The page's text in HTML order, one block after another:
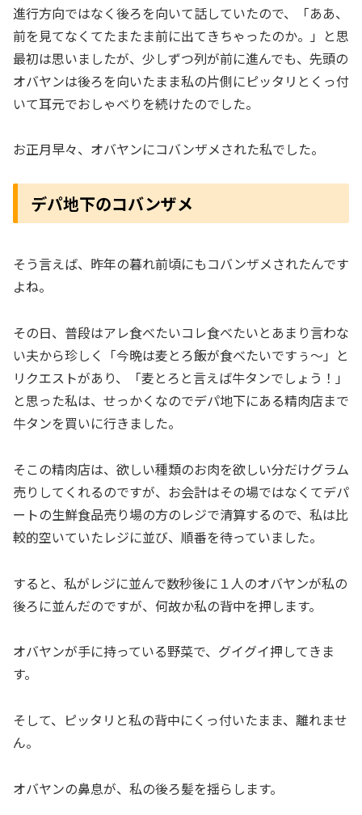
進行方向ではなく後ろを向いて話していたので、「ああ、
前を見てなくてたまたま前に出てきちゃったのか。」と思
最初は思いましたが、少しずつ列が前に進んでも、先頭の
オバヤンは後ろを向いたまま私の片側にピッタリとくっ付
いて耳元でおしゃべりを続けたのでした。
お正月早々、オバヤンにコバンザメされた私でした。
デパ地下のコバンザメ
そう言えば、昨年の暮れ前頃にもコバンザメされたんです
よね。
その日、普段はアレ食べたいコレ食べたいとあまり言わな
い夫から珍しく「今晩は麦とろ飯が食べたいですぅ〜」と
リクエストがあり、「麦とろと言えば牛タンでしょう！」
と思った私は、せっかくなのでデパ地下にある精肉店まで
牛タンを買いに行きました。
そこの精肉店は、欲しい種類のお肉を欲しい分だけグラム
売りしてくれるのですが、お会計はその場ではなくてデパ
ートの生鮮食品売り場の方のレジで清算するので、私は比
較的空いていたレジに並び、順番を待っていました。
すると、私がレジに並んで数秒後に１人のオバヤンが私の
後ろに並んだのですが、何故か私の背中を押します。
オバヤンが手に持っている野菜で、グイグイ押してきま
す。
そして、ピッタリと私の背中にくっ付いたまま、離れませ
ん。
オバヤンの鼻息が、私の後ろ髪を揺らします。